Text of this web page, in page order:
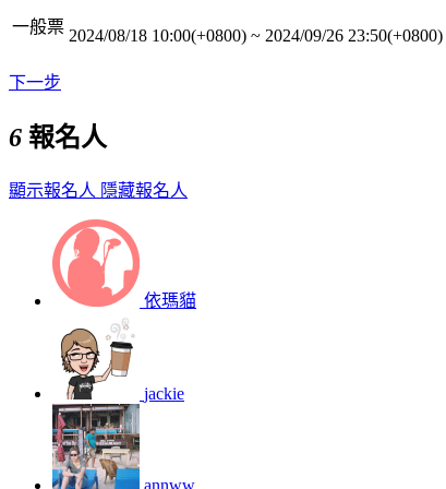
一般票 2024/08/18 10:00(+0800) ~ 2024/09/26 23:50(+0800)
下一步
6 報名人
顯示報名人 隱藏報名人
依瑪貓
jackie
annww